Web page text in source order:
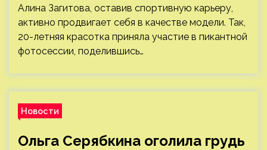
Алина Загитова, оставив спортивную карьеру,
активно продвигает себя в качестве модели. Так,
20-летняя красотка приняла участие в пикантной
фотосессии, поделившись…
Новости
Ольга Серябкина оголила грудь